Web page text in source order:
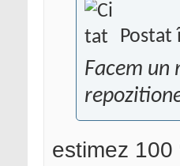
Postat
Facem un
estimez